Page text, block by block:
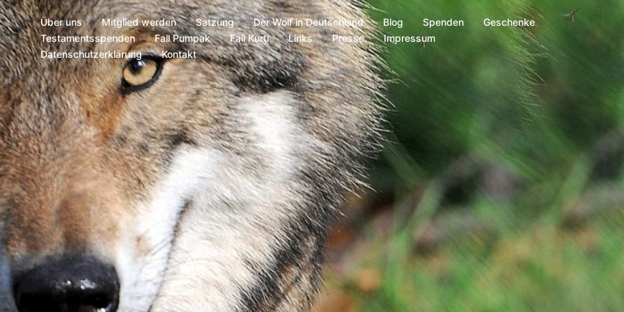
Über uns Mitglied werden Satzung Der Wolf in Deutschland Blog Spenden
Geschenke
Testamentsspenden
Fall Pumpak Fall Kurti Links Presse
Impressum
Datenschutzerklärung
Kontakt